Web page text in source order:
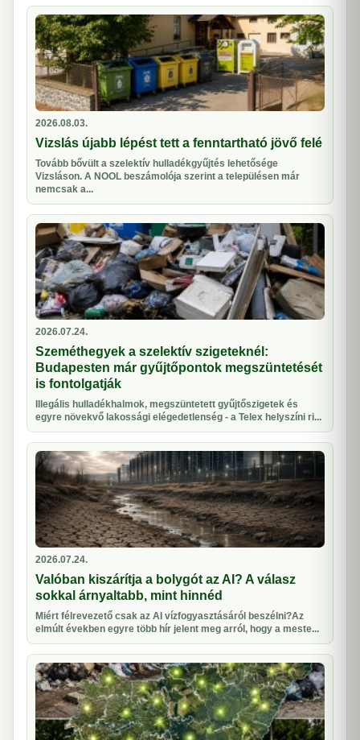
2026.08.03.
Vizslás újabb lépést tett a fenntartható jövő felé
Tovább bővült a szelektív hulladékgyűjtés lehetősége
Vizsláson. A NOOL beszámolója szerint a településen már
nemcsak a...
2026.07.24.
Szeméthegyek a szelektív szigeteknél:
Budapesten már gyűjtőpontok megszüntetését
is fontolgatják
Illegális hulladékhalmok, megszüntetett gyűjtőszigetek és
egyre növekvő lakossági elégedetlenség - a Telex helyszíni ri...
2026.07.24.
Valóban kiszárítja a bolygót az AI? A válasz
sokkal árnyaltabb, mint hinnéd
Miért félrevezető csak az AI vízfogyasztásáról beszélni?Az
elmúlt években egyre több hír jelent meg arról, hogy a meste...